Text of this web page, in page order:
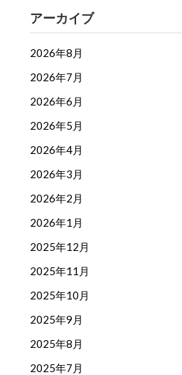
アーカイブ
2026年8月
2026年7月
2026年6月
2026年5月
2026年4月
2026年3月
2026年2月
2026年1月
2025年12月
2025年11月
2025年10月
2025年9月
2025年8月
2025年7月